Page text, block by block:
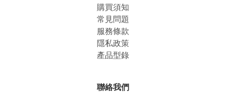
購買須知
常見問題
服務條款
隱私政策
產品型錄
聯絡我們